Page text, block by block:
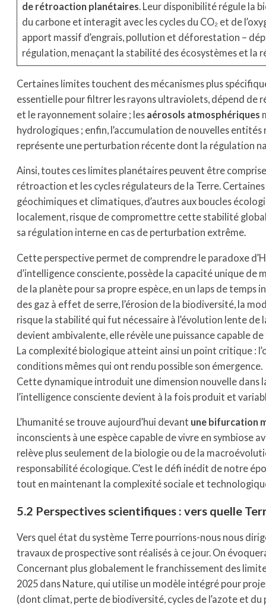
de rétroaction planétaires. Leur disponibilité régule la
du carbone et interagit avec les cycles du CO₂ et de
apport massif d’engrais, pollution et déforestation –
régulation, menaçant la stabilité des écosystèmes et la
Certaines limites touchent des mécanismes plus
essentielle pour filtrer les rayons ultraviolets, dépend de
et le rayonnement solaire ; les aérosols atmosphériques
hydrologiques ; enfin, l’accumulation de nouvelles
représente une perturbation récente dont la régulation
Ainsi, toutes ces limites planétaires peuvent être
rétroaction et les cycles régulateurs de la Terre.
géochimiques et climatiques, d’autres aux boucles
localement, risque de compromettre cette stabilité
sa régulation interne en cas de perturbation extrême.
Cette perspective permet de comprendre le paradoxe
d’intelligence consciente, possède la capacité unique
de la planète pour sa propre espèce, en un laps de temps
des gaz à effet de serre, l’érosion de la biodiversité, la
risque la stabilité qui fut nécessaire à l’évolution lente
devient ambivalente, elle révèle une puissance capable
La complexité biologique atteint ainsi un point critique :
conditions mêmes qui ont rendu possible son émergence.
Cette dynamique introduit une dimension nouvelle dans
l’intelligence consciente devient à la fois produit et
L’humanité se trouve aujourd’hui devant une bifurcation
inconscients à une espèce capable de vivre en symbiose
relève plus seulement de la biologie ou de la
responsabilité écologique. C’est le défi inédit de notre
tout en maintenant la complexité sociale et
5.2 Perspectives scientifiques : vers quelle
Vers quel état du système Terre pourrions-nous nous
travaux de prospective sont réalisés à ce jour. On
Concernant plus globalement le franchissement des
2025 dans Nature, qui utilise un modèle intégré pour
(dont climat, perte de biodiversité, cycles de l’azote et du